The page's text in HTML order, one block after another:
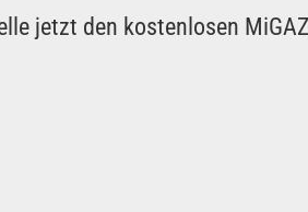
jetzt den kostenlosen